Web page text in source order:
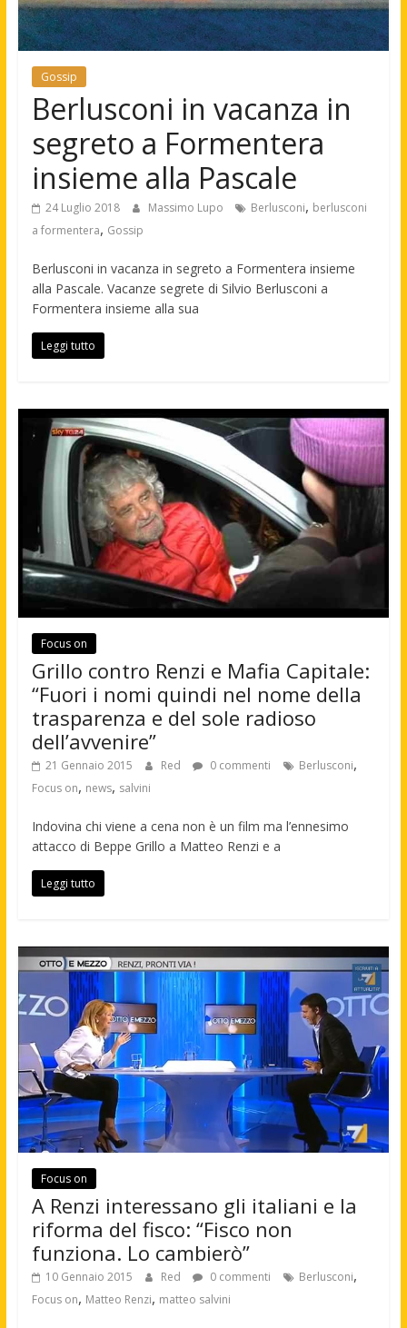
Gossip
Berlusconi in vacanza in
segreto a Formentera
insieme alla Pascale
24 Luglio 2018 Massimo Lupo Berlusconi, berlusconi
a formentera, Gossip
Berlusconi in vacanza in segreto a Formentera insieme
alla Pascale. Vacanze segrete di Silvio Berlusconi a
Formentera insieme alla sua
Leggi tutto
Focus on
Grillo contro Renzi e Mafia Capitale:
“Fuori i nomi quindi nel nome della
trasparenza e del sole radioso
dell’avvenire”
21 Gennaio 2015 Red 0 commenti Berlusconi,
Focus on, news, salvini
Indovina chi viene a cena non è un film ma l’ennesimo
attacco di Beppe Grillo a Matteo Renzi e a
Leggi tutto
Focus on
A Renzi interessano gli italiani e la
riforma del fisco: “Fisco non
funziona. Lo cambierò”
10 Gennaio 2015 Red 0 commenti Berlusconi,
Focus on, Matteo Renzi, matteo salvini